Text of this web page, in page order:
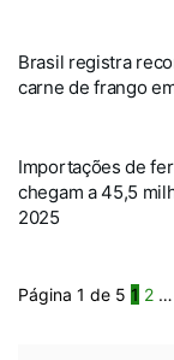
Brasil registra
carne de frango
Importações de
chegam a 45,5
2025
Página 1 de 5 1 2 …